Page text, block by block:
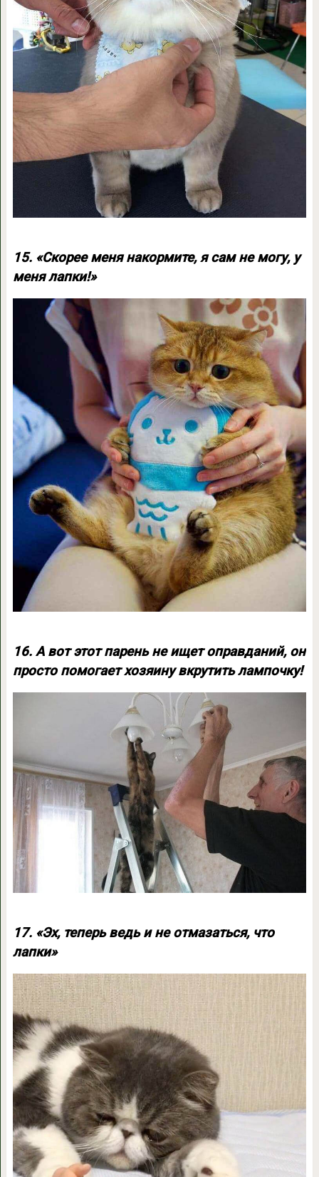
15. «Скорее меня накормите, я сам не могу, у
меня лапки!»
16. А вот этот парень не ищет оправданий, он
просто помогает хозяину вкрутить лампочку!
17. «Эх, теперь ведь и не отмазаться, что
лапки»